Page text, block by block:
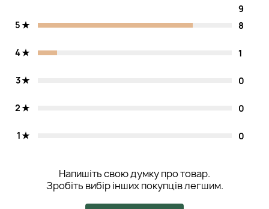
9
5
8
4 1
3 0
2 0
1 0
Напишіть свою думку про товар.
Зробіть вибір інших покупців легшим.